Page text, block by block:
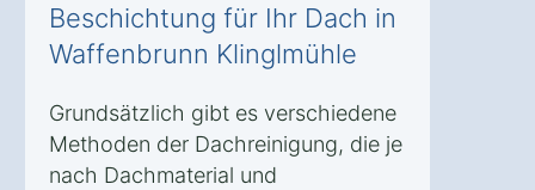
Beschichtung für Ihr Dach in
Waffenbrunn Klinglmühle
Grundsätzlich gibt es verschiedene
Methoden der Dachreinigung, die je
nach Dachmaterial und